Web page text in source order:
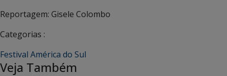
Reportagem: Gisele Colombo
Categorias :
Festival América do Sul
Veja Também